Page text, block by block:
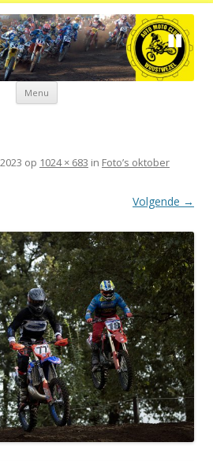
Menu Spring
de
op 1024 × 683 in Foto’s oktober
Volgende →